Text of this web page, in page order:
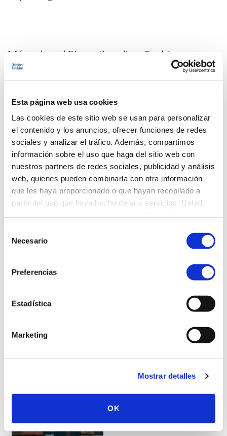
Esta página web usa cookies
Las cookies de este sitio web se usan para personalizar
el contenido y los anuncios, ofrecer funciones de redes
sociales y analizar el tráfico. Además, compartimos
información sobre el uso que haga del sitio web con
nuestros partners de redes sociales, publicidad y análisis
web, quienes pueden combinarla con otra información
que les haya proporcionado o que hayan recopilado a
partir del uso que haya hecho de sus servicios. Usted
Necesario
Preferencias
Estadística
Marketing
Mostrar detalles
OK
Más sobre el Pietro Straulino-Rodriguez
EDUCACIÓN/ ADMISIONES
ACTIVIDADES PROFESIONALES
PREMIOS Y RECONOCIMIENTOS
Perspectivas del Pietro Straulino-Rodriguez
25 Julio 2023
la Ley Federal del Trabajo. Lo
que los Patrones deben saber